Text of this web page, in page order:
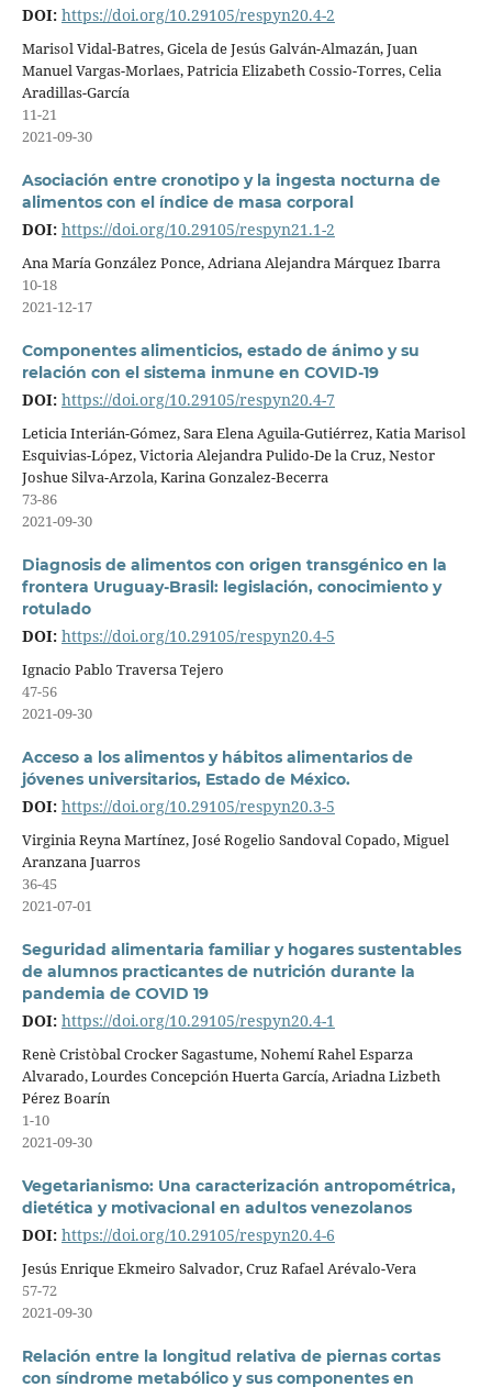
DOI: https://doi.org/10.29105/respyn20.4-2
Marisol Vidal-Batres, Gicela de Jesús Galván-Almazán, Juan
Manuel Vargas-Morlaes, Patricia Elizabeth Cossio-Torres, Celia
Aradillas-García
11-21
2021-09-30
Asociación entre cronotipo y la ingesta nocturna de
alimentos con el índice de masa corporal
DOI: https://doi.org/10.29105/respyn21.1-2
Ana María González Ponce, Adriana Alejandra Márquez Ibarra
10-18
2021-12-17
Componentes alimenticios, estado de ánimo y su
relación con el sistema inmune en COVID-19
DOI: https://doi.org/10.29105/respyn20.4-7
Leticia Interián-Gómez, Sara Elena Aguila-Gutiérrez, Katia Marisol
Esquivias-López, Victoria Alejandra Pulido-De la Cruz, Nestor
Joshue Silva-Arzola, Karina Gonzalez-Becerra
73-86
2021-09-30
Diagnosis de alimentos con origen transgénico en la
frontera Uruguay-Brasil: legislación, conocimiento y
rotulado
DOI: https://doi.org/10.29105/respyn20.4-5
Ignacio Pablo Traversa Tejero
47-56
2021-09-30
Acceso a los alimentos y hábitos alimentarios de
jóvenes universitarios, Estado de México.
DOI: https://doi.org/10.29105/respyn20.3-5
Virginia Reyna Martínez, José Rogelio Sandoval Copado, Miguel
Aranzana Juarros
36-45
2021-07-01
Seguridad alimentaria familiar y hogares sustentables
de alumnos practicantes de nutrición durante la
pandemia de COVID 19
DOI: https://doi.org/10.29105/respyn20.4-1
Renè Cristòbal Crocker Sagastume, Nohemí Rahel Esparza
Alvarado, Lourdes Concepción Huerta García, Ariadna Lizbeth
Pérez Boarín
1-10
2021-09-30
Vegetarianismo: Una caracterización antropométrica,
dietética y motivacional en adultos venezolanos
DOI: https://doi.org/10.29105/respyn20.4-6
Jesús Enrique Ekmeiro Salvador, Cruz Rafael Arévalo-Vera
57-72
2021-09-30
Relación entre la longitud relativa de piernas cortas
con síndrome metabólico y sus componentes en